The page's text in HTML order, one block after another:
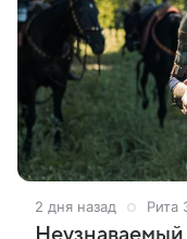
2 дня назад Рита